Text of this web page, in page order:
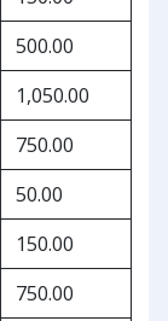
500.00
1,050.00
750.00
50.00
150.00
750.00